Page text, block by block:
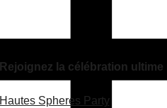
Rejoignez la célébration
Hautes Spheres Party